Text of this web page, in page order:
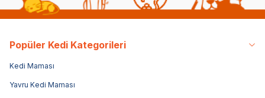
Popüler Kedi Kategorileri
Kedi Maması
Yavru Kedi Maması